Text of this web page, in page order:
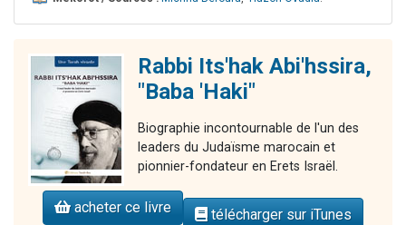
Rabbi Its'hak Abi'hssira,
"Baba 'Haki"
Biographie incontournable de l'un des
leaders du Judaïsme marocain et
pionnier-fondateur en Erets Israël.
acheter ce livre télécharger sur iTunes